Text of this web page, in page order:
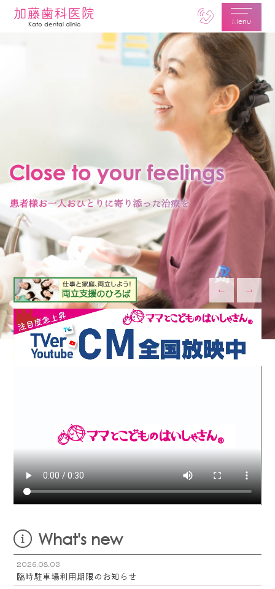
Menu
加藤歯科医院
Kato dental clinic
← →
What's new
2026.08.03
臨時駐車場利用期限のお知らせ